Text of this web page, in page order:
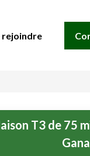
rejoindre
T3 de 75